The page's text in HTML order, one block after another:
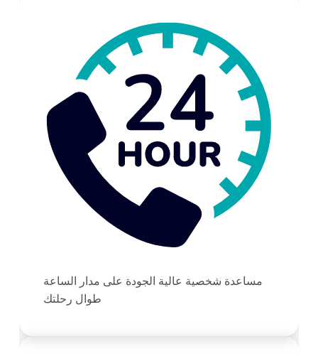
مساعدة شخصية عالية الجودة على مدار الساعة
طوال رحلتك